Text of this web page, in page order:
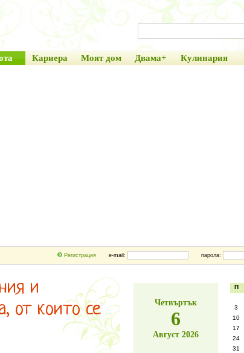
Кариера Моят дом Двама+ Кулинария
Регистрация e-mail: парола:
и
от които се
Четвъртък
6
Август 2026
П
3
10
17
24
31